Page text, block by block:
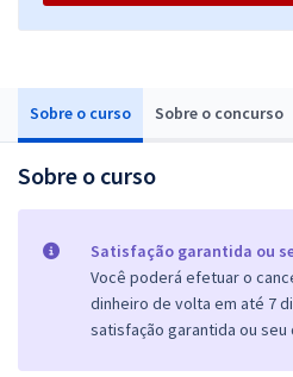
Sobre o curso Sobre o concurso
Sobre o curso
Satisfação garantida ou
Você poderá efetuar o
dinheiro de volta em até 7
satisfação garantida ou seu